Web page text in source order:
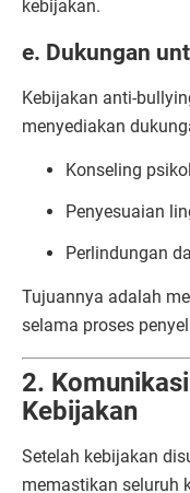
kebijakan.
e. Dukungan
Kebijakan anti-
menyediakan
Konseling
Penyesuaian
Perlindungan
Tujuannya adalah
selama proses
2.
Kebijakan
Setelah kebijakan
memastikan seluruh